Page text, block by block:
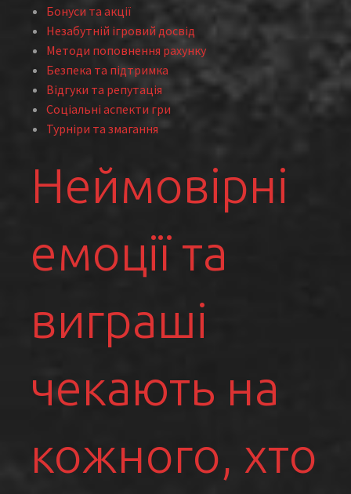
Бонуси та акції
Незабутній ігровий досвід
Методи поповнення рахунку
Безпека та підтримка
Відгуки та репутація
Соціальні аспекти гри
Турніри та змагання
Неймовірні
емоції та
виграші
чекають на
кожного, хто